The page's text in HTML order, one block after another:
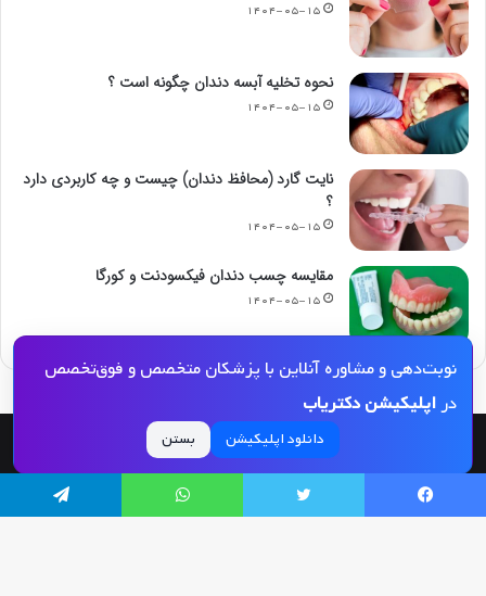
۱۴۰۴-۰۵-۱۵
نحوه تخلیه آبسه دندان چگونه است ؟
۱۴۰۴-۰۵-۱۵
نایت گارد (محافظ دندان) چیست و چه کاربردی دارد
؟
۱۴۰۴-۰۵-۱۵
مقایسه چسب دندان فیکسودنت و کورگا
۱۴۰۴-۰۵-۱۵
نوبت‌دهی و مشاوره آنلاین با پزشکان متخصص و فوق‌تخصص
دراپلیکیشن دکتریاب
دانلود اپلیکیشن بستن
© کپی رایت 2026, کلیه حقوق مادی و معنوی این مجله و کلیه خدمات آن محفوظ و متعلق
به دکتریاب است و بازنشر مطالب این سایت تنها با ذکر منبع و لینک به این سایت مجاز
می‌باشد |
دکتریاب فیسبوک توییتر واتس آپ تلگرام